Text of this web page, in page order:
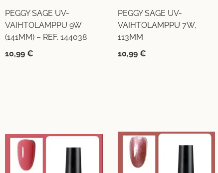
PEGGY SAGE UV-
VAIHTOLAMPPU 9W
(141MM) – REF. 144038
10,99 €
PEGGY SAGE UV-
VAIHTOLAMPPU 7W,
113MM
10,99 €